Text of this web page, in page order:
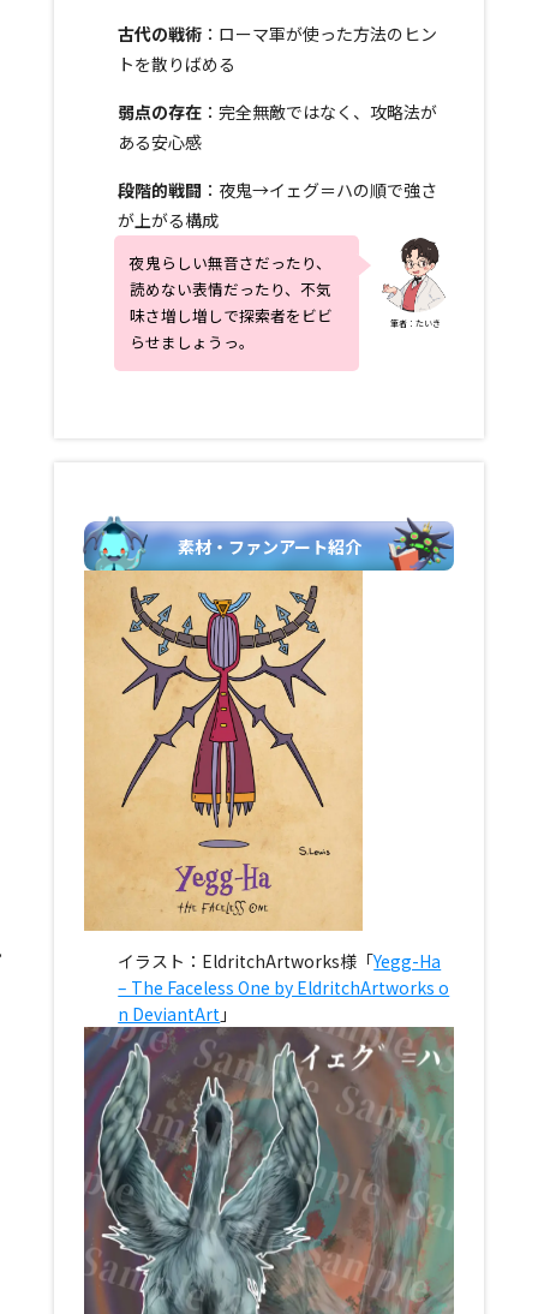
古代の戦術 ：ローマ軍が使った方法のヒン
トを散りばめる
弱点の存在 ：完全無敵ではなく、攻略法が
ある安心感
段階的戦闘 ：夜鬼→イェグ＝ハの順で強さ
が上がる構成
筆者：たいき
夜鬼らしい無音さだったり、
読めない表情だったり、不気
味さ増し増しで探索者をビビ
らせましょうっ。
素材・ファンアート紹介
イラスト：EldritchArtworks様「Yegg-Ha
– The Faceless One by EldritchArtworks o
n DeviantArt 」